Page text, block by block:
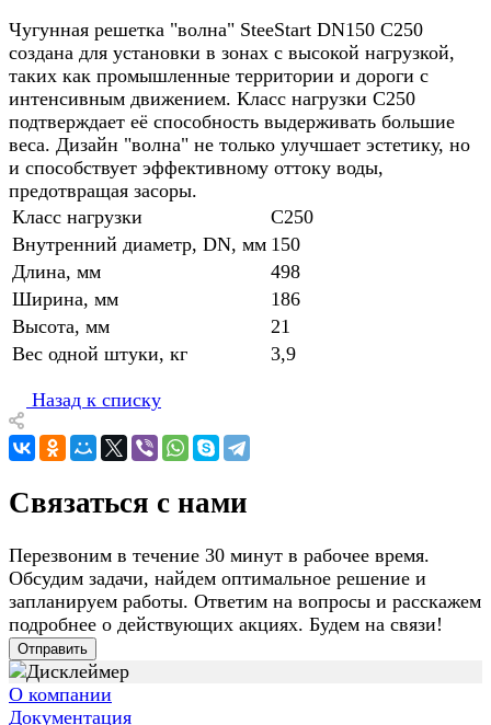
Чугунная решетка "волна" SteeStart DN150 C250
создана для установки в зонах с высокой нагрузкой,
таких как промышленные территории и дороги с
интенсивным движением. Класс нагрузки C250
подтверждает её способность выдерживать большие
веса. Дизайн "волна" не только улучшает эстетику, но
и способствует эффективному оттоку воды,
предотвращая засоры.
Класс нагрузки
C250
Внутренний диаметр, DN, мм 150
Длина, мм
498
Ширина, мм
186
Высота, мм
21
Вес одной штуки, кг
3,9
Назад к списку
Связаться с нами
Перезвоним в течение 30 минут в рабочее время.
Обсудим задачи, найдем оптимальное решение и
запланируем работы. Ответим на вопросы и расскажем
подробнее о действующих акциях. Будем на связи!
Отправить
О компании
Документация